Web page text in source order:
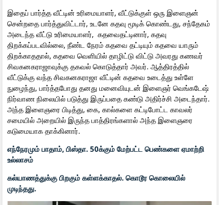
இதைப் பார்த்த வீட்டின் உரிமையாளர், வீட்டுக்குள் ஒரு இளைஞன்
சென்றதை பார்த்துவிட்டார், உடனே கதவு மூடிக் கொண்டது, சந்தேகம்
அடைந்த வீட்டு உரிமையாளர், கதவைதட்டினார், கதவு
திறக்கப்படவில்லை, நீண்ட நேரம் கதவை தட்டியும் கதவை யாரும்
திறக்காததால், கதவை வெளியில் தாழிட்டு விட்டு அவரது கணவர்
சிவகனகராஜாவுக்கு தகவல் கொடுத்தார் அவர். ஆத்திரத்தில்
வீட்டுக்கு வந்த சிவகனகராஜா வீட்டின் கதவை உடைத்து உள்ளே
நுழைந்து, பார்த்தபோது தனது மனைவியுடன் இளைஞர் வெங்கடேஷ்
நிர்வாண நிலையில் படுத்து இருப்பதை கண்டு அதிர்ச்சி அடைந்தார்.
அந்த இளைஞரை பிடித்து, கை, கால்களை கட்டிபோட்ட காவலர்
சமையில் அறையில் இருந்த பாத்திரங்களால் அந்த இளைஞரை
கடுமையாக தாக்கினார்.
எந்நேரமும் பாதாம், பிஸ்தா. 50க்கும் மேற்பட்ட பெண்களை ஏமாற்றி
உல்லாசம்
கல்யாணத்துக்கு பிறகும் கள்ளக்காதல். கொடூர கொலையில்
முடிந்தது.